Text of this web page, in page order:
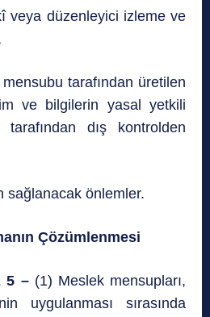
düzenleyici izleme ve
tarafından üretilen
ve bilgilerin yasal yetkili
dış kontrolden
sağlanacak önlemler.
Çözümlenmesi
– (1) Meslek mensupları,
uygulanması sırasında